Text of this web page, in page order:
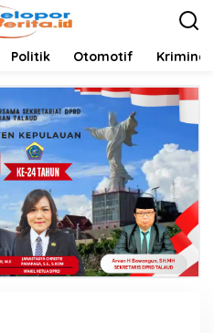
Politik Otomotif Kriminal